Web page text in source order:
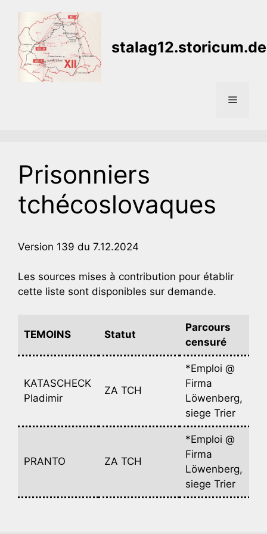
contenu
stalag12.storicum.de
Menu
Prisonniers
tchécoslovaques
Version 139 du 7.12.2024
Les sources mises à contribution pour établir
cette liste sont disponibles sur demande.
TEMOINS Statut
Parcours
censuré
KATASCHECK
Pladimir
ZA TCH
*Emploi @
Firma
Löwenberg,
siege Trier
PRANTO ZA TCH
*Emploi @
Firma
Löwenberg,
siege Trier